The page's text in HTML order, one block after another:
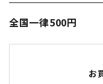
濃淡度
全国一律500円
お